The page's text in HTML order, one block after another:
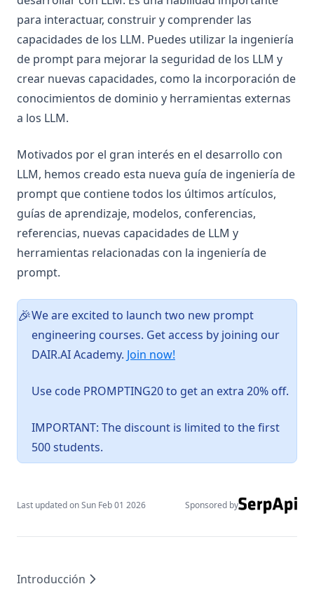
llm-tokenization
rag-faithfulness
rag_hallucinations
synthetic_data
thoughtsculpt
Papers
Notebooks
Datasets
Lecturas Adicionales
Acerca de
agents
Introduction to Agents
Agent Components
Context Engineering Deep Dive
Function Calling
para interactuar, construir y comprender las
capacidades de los LLM. Puedes utilizar la ingeniería
de prompt para mejorar la seguridad de los LLM y
crear nuevas capacidades, como la incorporación de
conocimientos de dominio y herramientas externas
a los LLM.
Motivados por el gran interés en el desarrollo con
LLM, hemos creado esta nueva guía de ingeniería de
prompt que contiene todos los últimos artículos,
guías de aprendizaje, modelos, conferencias,
referencias, nuevas capacidades de LLM y
herramientas relacionadas con la ingeniería de
prompt.
🎉We are excited to launch two new prompt
engineering courses. Get access by joining our
DAIR.AI Academy. Join now!
Use code PROMPTING20 to get an extra 20% off.
IMPORTANT: The discount is limited to the first
500 students.
Last updated onSun Feb 01 2026 Sponsored by
Introducción